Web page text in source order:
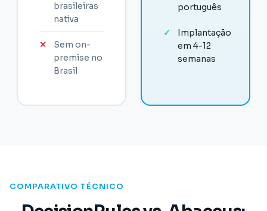
brasileiras
nativa
✕
Sem on-
premise no
Brasil
português
✓
Implantação
em 4-12
semanas
COMPARATIVO TÉCNICO